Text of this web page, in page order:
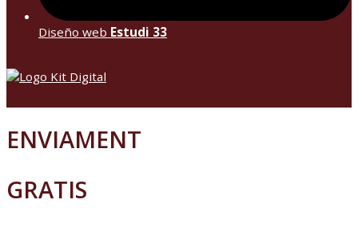
Diseño web Estudi 33
ENVIAMENT
GRATIS